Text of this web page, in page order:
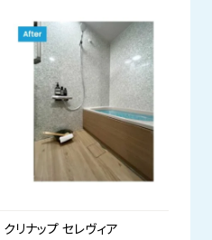
クリナップ セレヴィア